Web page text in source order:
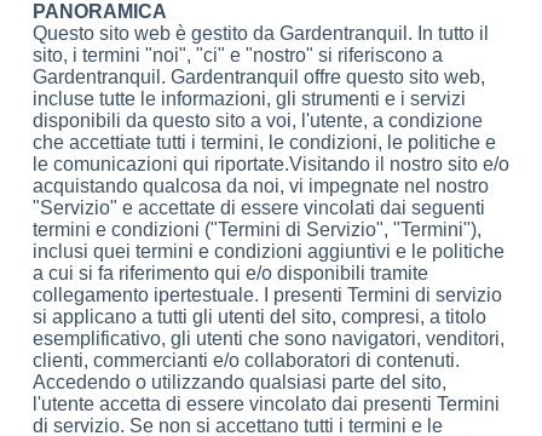
PANORAMICA
Questo sito web è gestito da Gardentranquil. In tutto il
sito, i termini "noi", "ci" e "nostro" si riferiscono a
Gardentranquil. Gardentranquil offre questo sito web,
incluse tutte le informazioni, gli strumenti e i servizi
disponibili da questo sito a voi, l'utente, a condizione
che accettiate tutti i termini, le condizioni, le politiche e
le comunicazioni qui riportate.Visitando il nostro sito e/o
acquistando qualcosa da noi, vi impegnate nel nostro
"Servizio" e accettate di essere vincolati dai seguenti
termini e condizioni ("Termini di Servizio", "Termini"),
inclusi quei termini e condizioni aggiuntivi e le politiche
a cui si fa riferimento qui e/o disponibili tramite
collegamento ipertestuale. I presenti Termini di servizio
si applicano a tutti gli utenti del sito, compresi, a titolo
esemplificativo, gli utenti che sono navigatori, venditori,
clienti, commercianti e/o collaboratori di contenuti.
Accedendo o utilizzando qualsiasi parte del sito,
l'utente accetta di essere vincolato dai presenti Termini
di servizio. Se non si accettano tutti i termini e le